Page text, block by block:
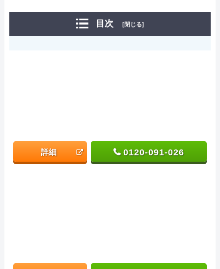
目次 [閉じる]
詳細 0120-091-026